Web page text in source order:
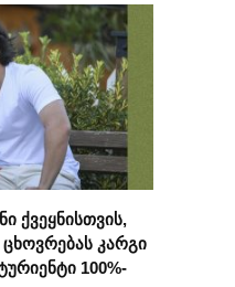
ქვეყნისთვის,
კარგი
100%-